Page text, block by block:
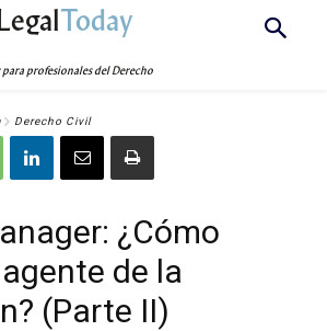
Today
para profesionales del Derecho
Derecho Civil
¿Cómo
de la
(Parte II)